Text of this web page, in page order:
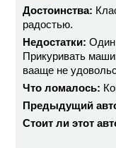
Достоинства:
радостью.
Недостатки: Один
Прикуривать
вааще не
Что ломалось:
Предыдущий
Стоит ли этот